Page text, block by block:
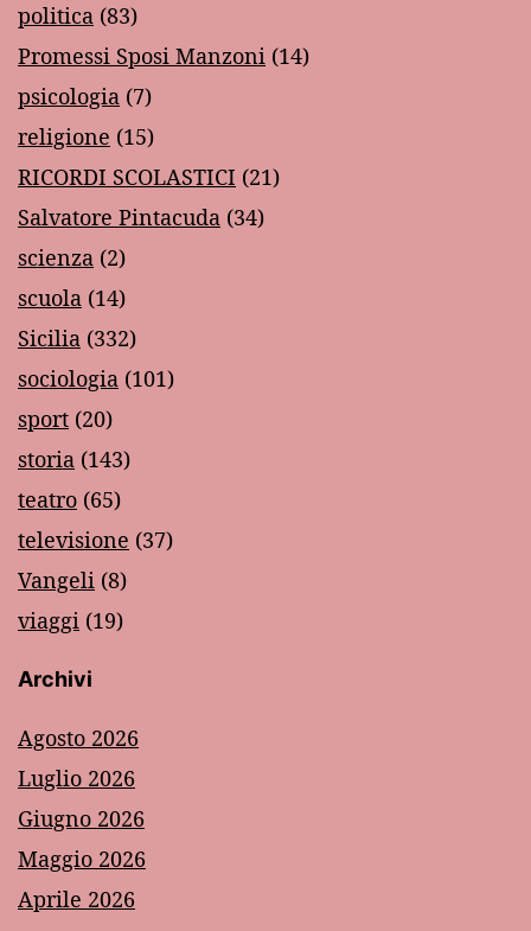
politica (83)
Promessi Sposi Manzoni (14)
psicologia (7)
religione (15)
RICORDI SCOLASTICI (21)
Salvatore Pintacuda (34)
scienza (2)
scuola (14)
Sicilia (332)
sociologia (101)
sport (20)
storia (143)
teatro (65)
televisione (37)
Vangeli (8)
viaggi (19)
Archivi
Agosto 2026
Luglio 2026
Giugno 2026
Maggio 2026
Aprile 2026